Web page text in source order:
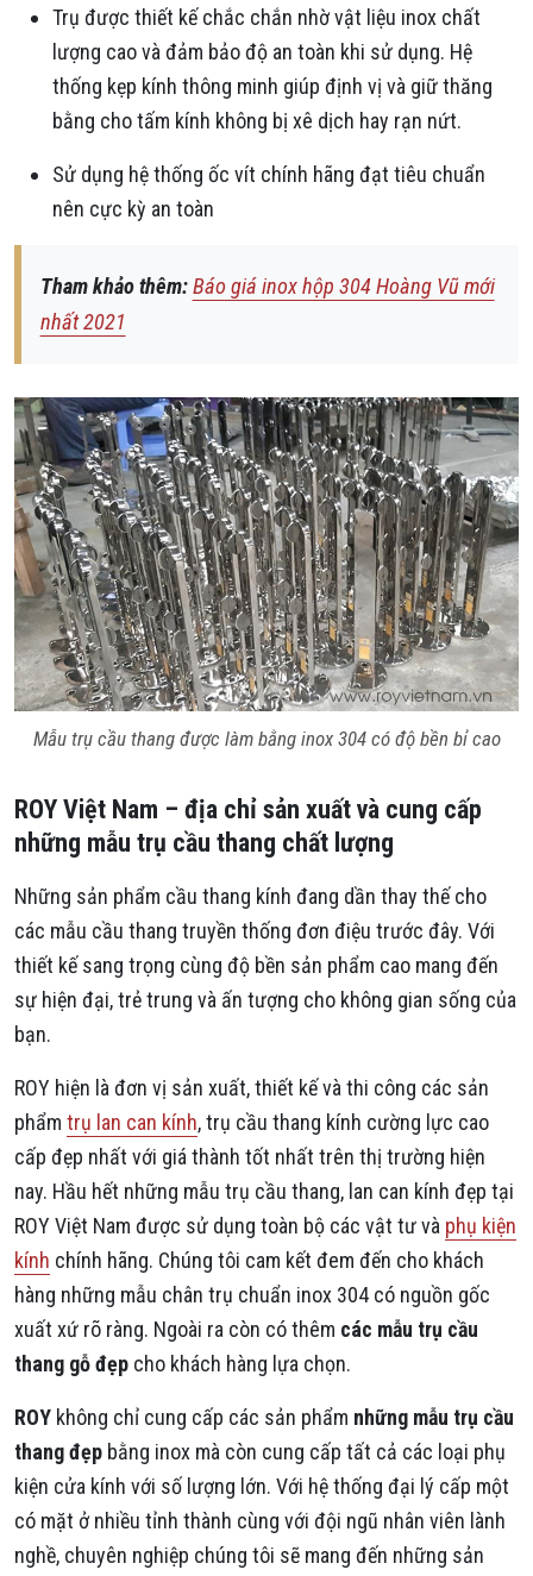
Trụ được thiết kế chắc chắn nhờ vật liệu inox chất
lượng cao và đảm bảo độ an toàn khi sử dụng. Hệ
thống kẹp kính thông minh giúp định vị và giữ thăng
bằng cho tấm kính không bị xê dịch hay rạn nứt.
Sử dụng hệ thống ốc vít chính hãng đạt tiêu chuẩn
nên cực kỳ an toàn
Tham khảo thêm:Báo giá inox hộp 304 Hoàng Vũ mới
nhất 2021
Mẫu trụ cầu thang được làm bằng inox 304 có độ bền bỉ cao
ROY Việt Nam – địa chỉ sản xuất và cung cấp
những mẫu trụ cầu thang chất lượng
Những sản phẩm cầu thang kính đang dần thay thế cho
các mẫu cầu thang truyền thống đơn điệu trước đây. Với
thiết kế sang trọng cùng độ bền sản phẩm cao mang đến
sự hiện đại, trẻ trung và ấn tượng cho không gian sống của
bạn.
ROY hiện là đơn vị sản xuất, thiết kế và thi công các sản
phẩm trụ lan can kính, trụ cầu thang kính cường lực cao
cấp đẹp nhất với giá thành tốt nhất trên thị trường hiện
nay. Hầu hết những mẫu trụ cầu thang, lan can kính đẹp tại
ROY Việt Nam được sử dụng toàn bộ các vật tư và phụ kiện
kính chính hãng. Chúng tôi cam kết đem đến cho khách
hàng những mẫu chân trụ chuẩn inox 304 có nguồn gốc
xuất xứ rõ ràng. Ngoài ra còn có thêm các mẫu trụ cầu
thang gỗ đẹp cho khách hàng lựa chọn.
ROY không chỉ cung cấp các sản phẩm những mẫu trụ cầu
thang đẹp bằng inox mà còn cung cấp tất cả các loại phụ
kiện cửa kính với số lượng lớn. Với hệ thống đại lý cấp một
có mặt ở nhiều tỉnh thành cùng với đội ngũ nhân viên lành
nghề, chuyên nghiệp chúng tôi sẽ mang đến những sản